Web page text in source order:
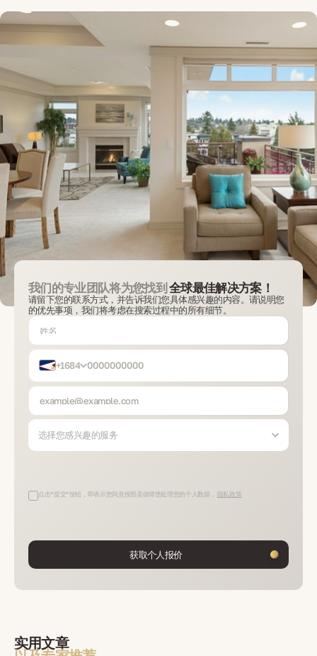
我们的专业团队将为您找到 全球最佳解决方案！
请留下您的联系方式，并告诉我们您具体感兴趣的内容。请说明您
的优先事项，我们将考虑在搜索过程中的所有细节。
+1684
选择您感兴趣的服务
点击“提交”按钮，即表示您同意按照圣彼得堡处理您的个人数据， 隐私政策
获取个人报价
实用文章